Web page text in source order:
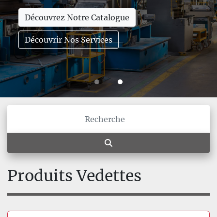
Découvrez Notre Catalogue
Découvrir Nos Services
Produits Vedettes